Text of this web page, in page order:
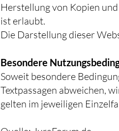
Herstellung von Kopien
ist erlaubt.
Die Darstellung dieser
Besondere
Soweit besondere
Textpassagen abweichen,
gelten im jeweiligen